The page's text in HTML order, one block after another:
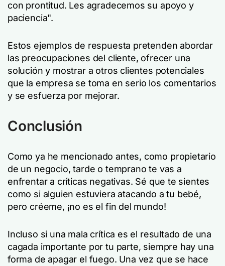
con prontitud. Les agradecemos su apoyo y
paciencia".
Estos ejemplos de respuesta pretenden abordar
las preocupaciones del cliente, ofrecer una
solución y mostrar a otros clientes potenciales
que la empresa se toma en serio los comentarios
y se esfuerza por mejorar.
Conclusión
Como ya he mencionado antes, como propietario
de un negocio, tarde o temprano te vas a
enfrentar a críticas negativas. Sé que te sientes
como si alguien estuviera atacando a tu bebé,
pero créeme, ¡no es el fin del mundo!
Incluso si una mala crítica es el resultado de una
cagada importante por tu parte, siempre hay una
forma de apagar el fuego. Una vez que se hace